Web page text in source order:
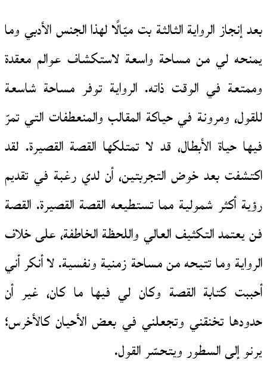
بعد إنجاز الرواية الثالثة بت ميّالًا لهذا الجنس الأدبي وما
يمنحه لي من مساحة واسعة لاستكشاف عوالم معقدة
وممتعة في الوقت ذاته. الرواية توفر مساحة شاسعة
للقول، ومرونة في حياكة المقالب والمنعطفات التي تمرّ
فيها حياة الأبطال، قد لا تمتلكها القصة القصيرة. لقد
اكتشفت بعد خوض التجربتين، أن لدي رغبة في تقديم
رؤية أكثر شمولية مما تستطيعه القصة القصيرة. القصة
فن يعتمد التكثيف العالي واللحظة الخاطفة، على خلاف
الرواية وما تتيحه من مساحة زمنية ونفسية. لا أنكر أني
أحببت كتابة القصة وكان لي فيها ما كان، غير أن
حدودها تخنقني وتجعلني في بعض الأحيان كالأخرس؛
يرنو إلى السطور ويتحسّر القول.